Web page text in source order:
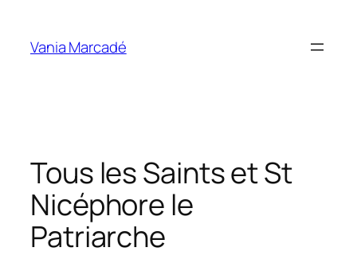
contenu
Vania Marcadé
Tous les Saints et St
Nicéphore le
Patriarche